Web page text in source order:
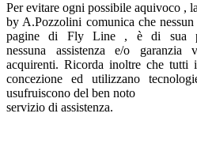
Per evitare ogni possibile aquivoco
by A.Pozzolini comunica che
pagine di Fly Line , è di sua
nessuna assistenza e/o garanzia
acquirenti. Ricorda inoltre che
concezione ed utilizzano
usufruiscono del ben noto
servizio di assistenza.